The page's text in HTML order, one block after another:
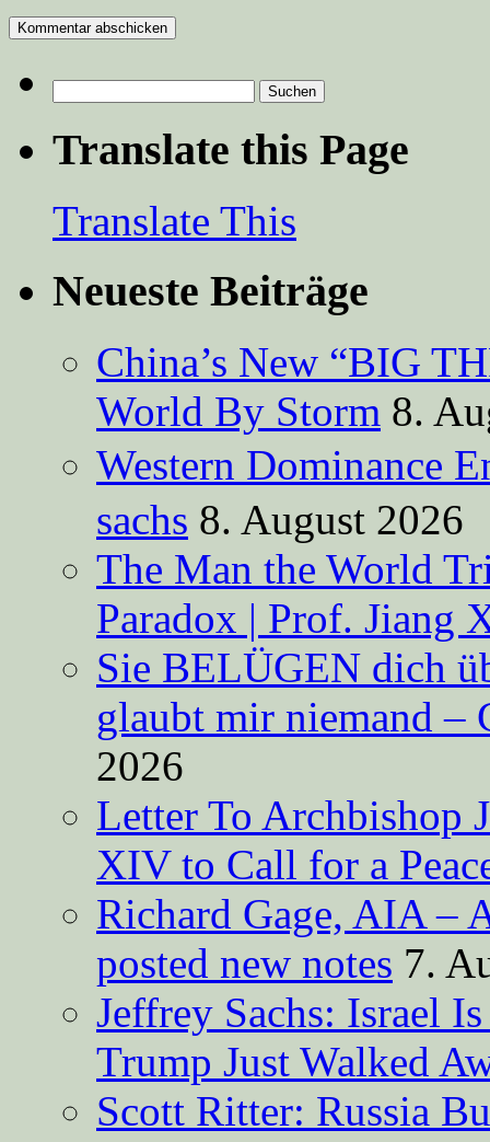
nach:
Translate this Page
Translate This
Neueste Beiträge
China’s New “BIG
World By Storm 8.
Western Dominance
sachs 8. August 2026
The Man the World
Paradox | Prof. Jiang
Sie BELÜGEN dich
glaubt mir niemand –
2026
Letter To Archbishop
XIV to Call for a
Richard Gage, AIA –
posted new notes 7.
Jeffrey Sachs: Israel
Trump Just Walked
Scott Ritter: Russia